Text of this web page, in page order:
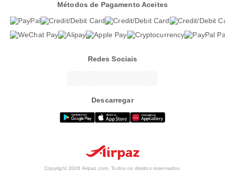
Métodos de Pagamento Aceites
Redes Sociais
Descarregar
Copyright 2026 Airpaz.com. Todos os direitos reservados.